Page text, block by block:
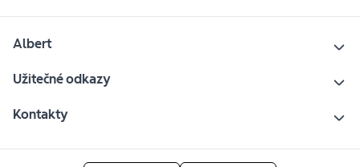
Albert
Užitečné odkazy
Kontakty